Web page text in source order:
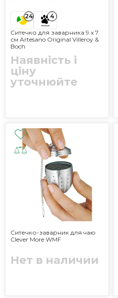
24 4
Ситечко для заварника 9 x 7
см Artesano Original Villeroy &
Boch
Наявність і
ціну
уточнюйте
Ситечко-заварник для чаю
Clever More WMF
Нет в наличии